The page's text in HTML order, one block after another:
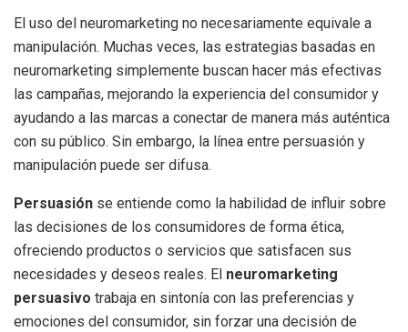
El uso del neuromarketing no necesariamente equivale a
manipulación. Muchas veces, las estrategias basadas en
neuromarketing simplemente buscan hacer más efectivas
las campañas, mejorando la experiencia del consumidor y
ayudando a las marcas a conectar de manera más auténtica
con su público. Sin embargo, la línea entre persuasión y
manipulación puede ser difusa.
Persuasión se entiende como la habilidad de influir sobre
las decisiones de los consumidores de forma ética,
ofreciendo productos o servicios que satisfacen sus
necesidades y deseos reales. El neuromarketing
persuasivo trabaja en sintonía con las preferencias y
emociones del consumidor, sin forzar una decisión de